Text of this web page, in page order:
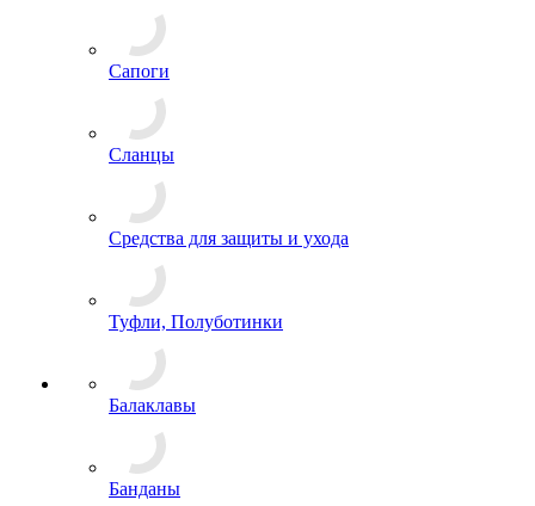
Аксессуары для одежды
Арафатки
Галстуки и косынки
Кашне и шарфы
Перчатки и варежки
Ремни
Подтяжки
Филиграни и ленты
+ ЕЩЕ 4
Брюки
Джемперы, Толстовки
Кители